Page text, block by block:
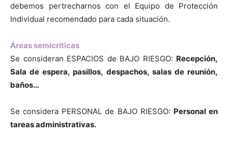
debemos pertrecharnos con el Equipo de Protección
Individual recomendado para cada situación.
Áreas semicríticas
Se consideran ESPACIOS de BAJO RIESGO: Recepción,
Sala de espera, pasillos, despachos, salas de reunión,
baños…
Se considera PERSONAL de BAJO RIESGO: Personal en
tareas administrativas.